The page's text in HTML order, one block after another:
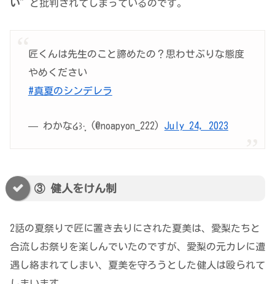
い”と批判されてしまっているのです。
匠くんは先生のこと諦めたの？思わせぶりな態度
やめください
#真夏のシンデレラ
— わかな໒꒱·̩͙ (@noapyon_222) July 24, 2023
③ 健人をけん制
2話の夏祭りで匠に置き去りにされた夏美は、愛梨たちと
合流しお祭りを楽しんでいたのですが、愛梨の元カレに遭
遇し絡まれてしまい、夏美を守ろうとした健人は殴られて